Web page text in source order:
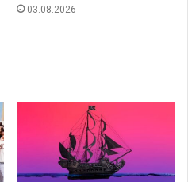
03.08.2026